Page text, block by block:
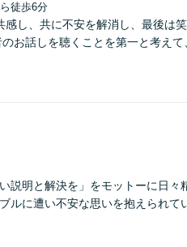
徒歩6分
感し、共に不安を解消し、最後は
お話しを聴くことを第一と考え
説明と解決を」をモットーに日
ルに遭い不安な思いを抱えられて